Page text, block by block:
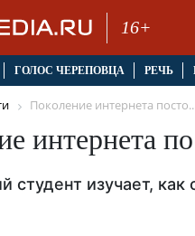
16+
ГОЛОС ЧЕРЕПОВЦА РЕЧЬ
Поколение интернета
интернета
студент изучает,